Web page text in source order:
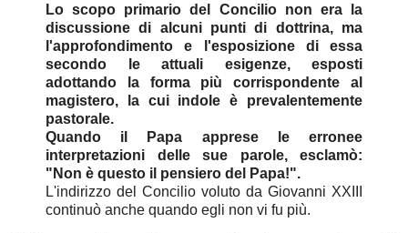
Lo scopo primario del Concilio non era la
discussione di alcuni punti di dottrina, ma
l'approfondimento e l'esposizione di essa
secondo le attuali esigenze, esposti
adottando la forma più corrispondente al
magistero, la cui indole è prevalentemente
pastorale.
Quando il Papa apprese le erronee
interpretazioni delle sue parole, esclamò:
"Non è questo il pensiero del Papa!".
L'indirizzo del Concilio voluto da Giovanni XXIII
continuò anche quando egli non vi fu più.